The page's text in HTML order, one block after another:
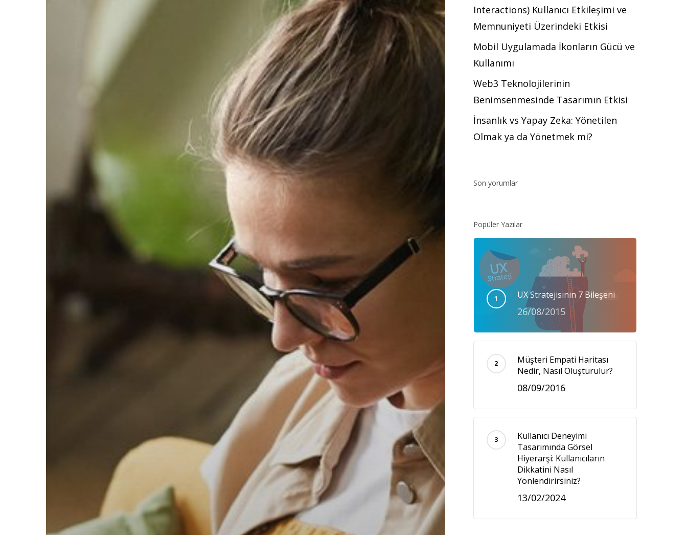
Hit enter to search or ESC to close
Interactions) Kullanıcı Etkileşimi ve
Memnuniyeti Üzerindeki Etkisi
Mobil Uygulamada İkonların Gücü ve
Kullanımı
Web3 Teknolojilerinin
Benimsenmesinde Tasarımın Etkisi
İnsanlık vs Yapay Zeka: Yönetilen
Olmak ya da Yönetmek mi?
Son yorumlar
Popüler Yazılar
UX Stratejisinin 7 Bileşeni
26/08/2015
Müşteri Empati Haritası
Nedir, Nasıl Oluşturulur?
08/09/2016
Kullanıcı Deneyimi
Tasarımında Görsel
Hiyerarşi: Kullanıcıların
Dikkatini Nasıl
Yönlendirirsiniz?
13/02/2024